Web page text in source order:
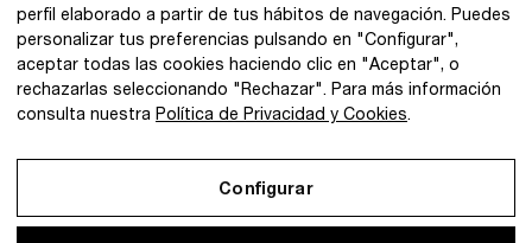
@2026 IBQ Textiles, All rights reserved.
perfil elaborado a partir de tus hábitos de navegación. Puedes
personalizar tus preferencias pulsando en "Configurar",
aceptar todas las cookies haciendo clic en "Aceptar", o
rechazarlas seleccionando "Rechazar". Para más información
consulta nuestra Política de Privacidad y Cookies.
Configurar